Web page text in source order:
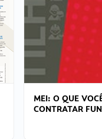
MEI: O QUE
CONTRATAR